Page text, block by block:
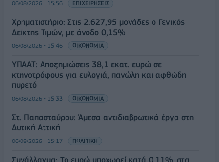
06/08/2026 - 15:56 ΕΠΙΧΕΙΡΗΣΕΙΣ
Χρηματιστήριο: Στις 2.627,95 μονάδες ο Γενικός
Δείκτης Τιμών, με άνοδο 0,15%
06/08/2026 - 15:46 ΟΙΚΟΝΟΜΙΑ
ΥΠΑΑΤ: Αποζημιώσεις 38,1 εκατ. ευρώ σε
κτηνοτρόφους για ευλογιά, πανώλη και αφθώδη
πυρετό
06/08/2026 - 15:33 ΟΙΚΟΝΟΜΙΑ
Στ. Παπασταύρου: Άμεσα αντιδιαβρωτικά έργα στη
Δυτική Αττική
06/08/2026 - 15:17 ΠΟΛΙΤΙΚΗ
Συνάλλαγμα: Το ευρώ υποχωρεί κατά 0,11%, στα